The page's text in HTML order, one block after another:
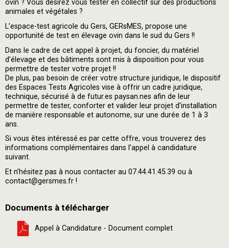
ovin ? Vous désirez vous tester en collectif sur des productions
animales et végétales ?
L’espace-test agricole du Gers, GERsMES, propose une
opportunité de test en élevage ovin dans le sud du Gers !!
Dans le cadre de cet appel à projet, du foncier, du matériel
d’élevage et des bâtiments sont mis à disposition pour vous
permettre de tester votre projet !!
De plus, pas besoin de créer votre structure juridique, le dispositif
des Espaces Tests Agricoles vise à offrir un cadre juridique,
technique, sécurisé à de futur.es paysan.nes afin de leur
permettre de tester, conforter et valider leur projet d’installation
de manière responsable et autonome, sur une durée de 1 à 3
ans.
Si vous êtes intéressé.es par cette offre, vous trouverez des
informations complémentaires dans l’appel à candidature
suivant.
Et n’hésitez pas à nous contacter au 07.44.41.45.39 ou à
contact@gersmes.fr !
Documents à télécharger
Appel à Candidature - Document complet